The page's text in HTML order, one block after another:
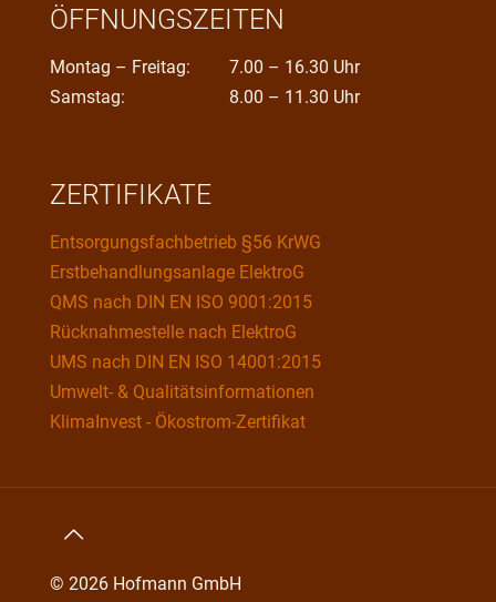
ÖFFNUNGSZEITEN
Montag – Freitag:
7.00 – 16.30 Uhr
Samstag:
8.00 – 11.30 Uhr
ZERTIFIKATE
Entsorgungsfachbetrieb §56 KrWG
Erstbehandlungsanlage ElektroG
QMS nach DIN EN ISO 9001:2015
Rücknahmestelle nach ElektroG
UMS nach DIN EN ISO 14001:2015
Umwelt- & Qualitätsinformationen
KlimaInvest - Ökostrom-Zertifikat
© 2026 Hofmann GmbH